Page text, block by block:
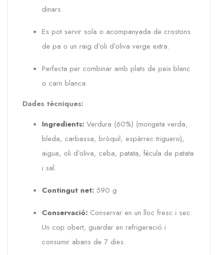
dinars.
Es pot servir sola o acompanyada de crostons
de pa o un raig d’oli d’oliva verge extra.
Perfecta per combinar amb plats de peix blanc
o carn blanca.
Dades tècniques:
Ingredients: Verdura (60%) (mongeta verda,
bleda, carbassa, bròquil, espàrrec triguero),
aigua, oli d’oliva, ceba, patata, fècula de patata
i sal.
Contingut net: 590 g
Conservació: Conservar en un lloc fresc i sec.
Un cop obert, guardar en refrigeració i
consumir abans de 7 dies.